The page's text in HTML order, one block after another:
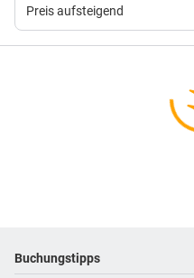
Preis aufsteigend
Footer navigation
Buchungstipps